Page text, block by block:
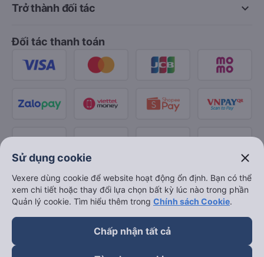
keyboard_arrow_down
Trở thành đối tác
Đối tác thanh toán
Sử dụng cookie close
Vexere dùng cookie để website hoạt động ổn định. Bạn có thể
xem chi tiết hoặc thay đổi lựa chọn bất kỳ lúc nào trong phần
Quản lý cookie. Tìm hiểu thêm trong Chính sách Cookie.
Chấp nhận tất cả